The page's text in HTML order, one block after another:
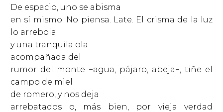
De espacio, uno se abisma
en sí mismo. No piensa. Late. El crisma de la luz
lo arrebola
y una tranquila ola
acompañada del
rumor del monte −agua, pájaro, abeja−, tiñe el
campo de miel
de romero, y nos deja
arrebatados o, más bien, por vieja verdad